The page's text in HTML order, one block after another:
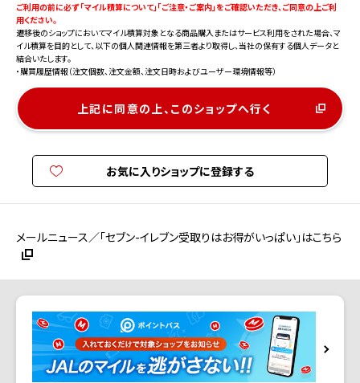
ご利用の前に必ず 「マイル積算について」「ご注意・ご案内」をご確認いただき、ご同意の上ご利
用ください。
遷移後のショップにおいてマイル積算対象となる商品購入またはサービス利用をされた場合、マ
イル積算を目的として、以下の個人関連情報を第三者より取得し、当社の保有する個人データと
結合いたします。
・購買履歴情報（注文個数、注文金額、注文日時およびユーザー環境情報等）
上記に同意の上、このショップへ行く
お気に入りショップに登録する
メールニュース／「セブン-イレブン受取りはお得がいっぱい」はこちら